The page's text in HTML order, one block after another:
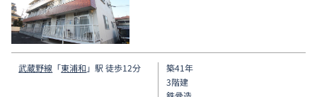
武蔵野線 「東浦和 」駅 徒歩12分
築41年
3階建